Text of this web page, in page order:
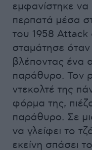
εμφανίστηκε να
περπατά μέσα
του 1958
σταμάτησε όταν
βλέποντας ένα
παράθυρο. Τον
ντεκολτέ της
φόρμα της,
παράθυρο. Σε
να γλείφει το
εκείνη σπάσει